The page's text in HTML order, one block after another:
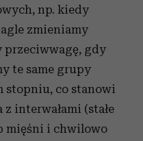
np. kiedy
zmieniamy
przeciwwagę, gdy
te same grupy
stopniu, co stanowi
interwałami (stałe
mięśni i chwilowo